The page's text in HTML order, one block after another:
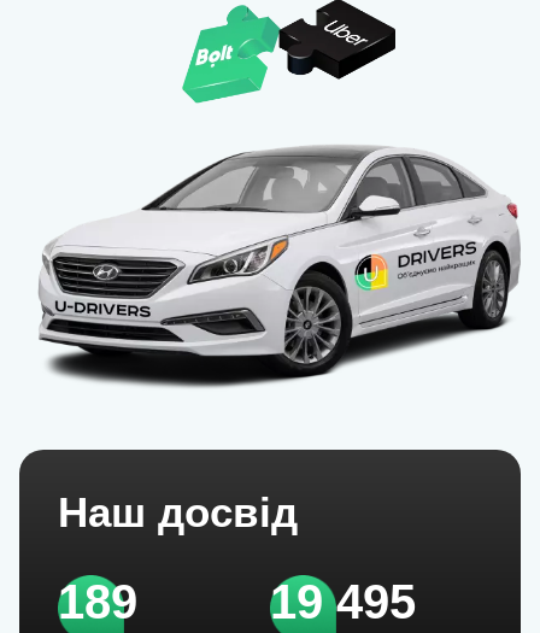
Наш досвід
189 19 495